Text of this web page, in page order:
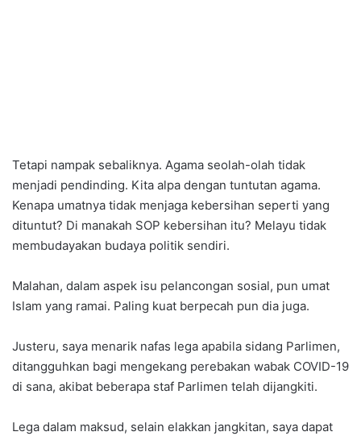
Tetapi nampak sebaliknya. Agama seolah-olah tidak
menjadi pendinding. Kita alpa dengan tuntutan agama.
Kenapa umatnya tidak menjaga kebersihan seperti yang
dituntut? Di manakah SOP kebersihan itu? Melayu tidak
membudayakan budaya politik sendiri.
Malahan, dalam aspek isu pelancongan sosial, pun umat
Islam yang ramai. Paling kuat berpecah pun dia juga.
Justeru, saya menarik nafas lega apabila sidang Parlimen,
ditangguhkan bagi mengekang perebakan wabak COVID-19
di sana, akibat beberapa staf Parlimen telah dijangkiti.
Lega dalam maksud, selain elakkan jangkitan, saya dapat